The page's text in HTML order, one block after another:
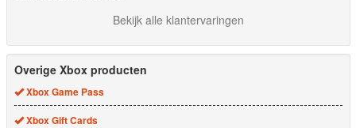
Bekijk alle klantervaringen
Overige Xbox producten
Xbox Game Pass
Xbox Gift Cards